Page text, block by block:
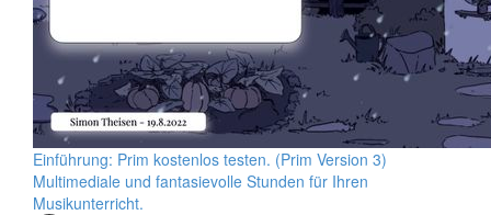
Einführung: Prim kostenlos testen. (Prim Version 3)
Multimediale und fantasievolle Stunden für Ihren
Musikunterricht.